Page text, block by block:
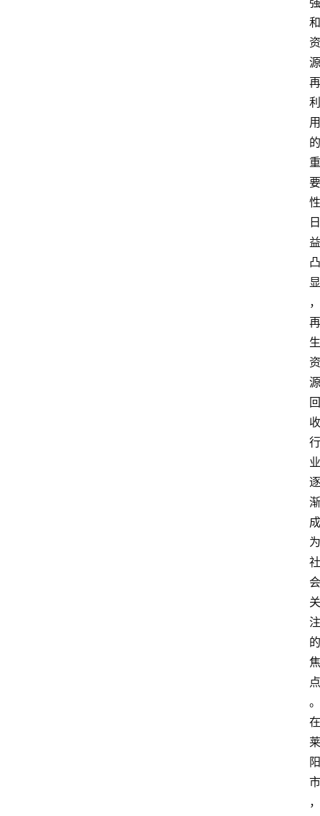
和
资
源
再
利
用
的
重
要
性
日
益
凸
显
，
再
生
资
源
回
收
行
业
逐
渐
成
为
社
会
关
注
的
焦
点
。
在
莱
阳
市
，